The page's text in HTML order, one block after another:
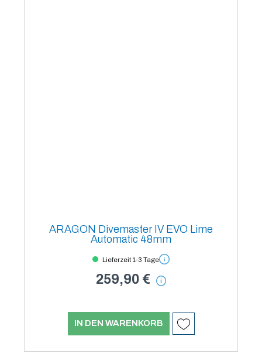
ARAGON Divemaster IV EVO Lime
Automatic 48mm
Lieferzeit 1-3 Tage
259,90 €
IN DEN WARENKORB